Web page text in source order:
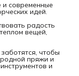
современные
идей.
радость
вещей,
чтобы
пряжи и
и